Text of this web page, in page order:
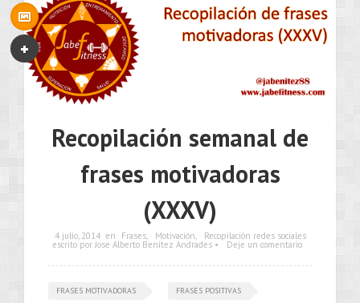
Recopilación semanal de
frases motivadoras
(XXXV)
4 julio, 2014 en Frases, Motivación, Recopilación redes sociales
escrito por Jose Alberto Benítez Andrades • Deje un comentario
FRASES MOTIVADORAS FRASES POSITIVAS